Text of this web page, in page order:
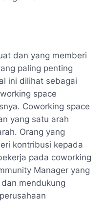
dan yang memberi
paling penting
ini dilihat sebagai
space
Coworking space
yang satu arah
Orang yang
kontribusi kepada
pada coworking
Manager yang
mendukung